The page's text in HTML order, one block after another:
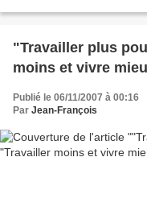
"Travailler plus
moins et vivre
Publié le 06/11/2007 à 00:16
Par Jean-François